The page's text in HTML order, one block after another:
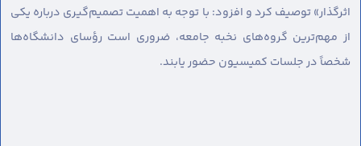
اثرگذار» توصیف کرد و افزود: با توجه به اهمیت تصمیم‌گیری درباره یکی
از مهم‌ترین گروه‌های نخبه جامعه، ضروری است رؤسای دانشگاه‌ها
شخصاً در جلسات کمیسیون حضور یابند.